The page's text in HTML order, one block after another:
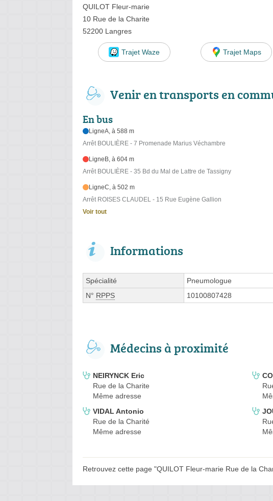
QUILOT Fleur-marie
10 Rue de la Charite
52200 Langres
Trajet Waze Trajet Maps
Venir en transports en
En bus
LigneA, à 588 m
Arrêt BOULIÈRE - 7 Promenade Marius Véchambre
LigneB, à 604 m
Arrêt BOULIÈRE - 35 Bd du Mal de Lattre de Tassigny
LigneC, à 502 m
Arrêt ROISES CLAUDEL - 15 Rue Eugène Gallion
Voir tout
Informations
Spécialité
Pneumologue
N° RPPS 10100807428
Médecins à proximité
NEIRYNCK Eric
Rue de la Charite
Même adresse
VIDAL Antonio
Rue de la Charité
Même adresse
Retrouvez cette page "QUILOT Fleur-marie Rue de la